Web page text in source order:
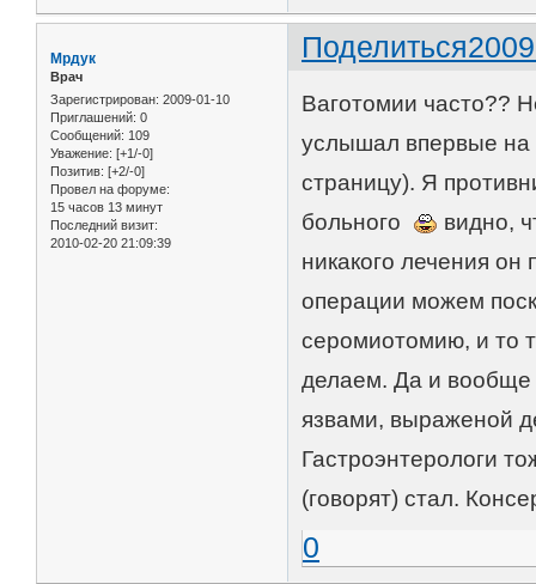
Поделиться
Мрдук
Врач
Зарегистрирован: 2009-01-10
Приглашений: 0
Сообщений: 109
Уважение: [+1/-0]
Позитив: [+2/-0]
Провел на форуме:
15 часов 13 минут
Последний визит:
2010-02-20 21:09:39
Ваготомии часто??
услышал впервые
страницу). Я
больного
видно,
никакого лечения он
операции можем
серомиотомию, и то
делаем. Да и вообще
язвами, выраженой
Гастроэнтерологи
(говорят) стал.
0